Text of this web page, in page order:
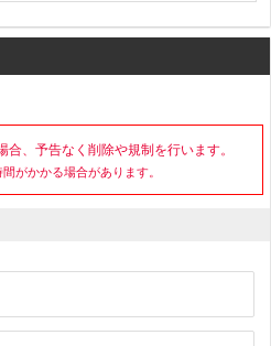
、予告なく削除や規制を行います。
がかかる場合があります。